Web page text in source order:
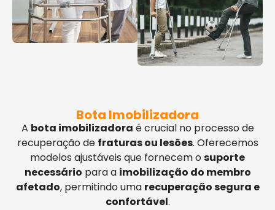
Bota Imobilizadora
A bota imobilizadora é crucial no processo de
recuperação de fraturas ou lesões. Oferecemos
modelos ajustáveis que fornecem osuporte
necessário para a imobilização do membro
afetado, permitindo uma recuperação segura e
confortável.